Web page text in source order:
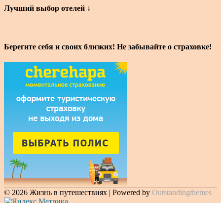
Лучший выбор отелей ↓
Берегите себя и своих близких! Не забывайте о страховке!
© 2026 Жизнь в путешествиях | Powered by Outstandingthemes